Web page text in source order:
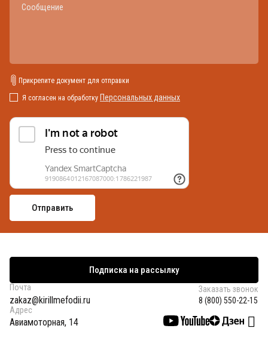
Прикрепите документ для отправки
Я согласен на обработку Персональных данных
Подписка на рассылку
Почта
zakaz@kirillmefodii.ru
Заказать звонок
8 (800) 550-22-15
Адрес
Авиамоторная, 14